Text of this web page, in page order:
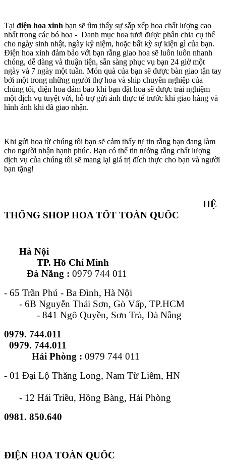
Tại điện hoa xinh bạn sẽ tìm thấy sự sắp xếp hoa chất lượng cao
nhất trong các bó hoa - Danh mục hoa tươi được phân chia cụ thể
cho ngày sinh nhật, ngày kỷ niệm, hoặc bất kỳ sự kiện gì của bạn.
Điện hoa xinh đảm bảo với bạn rằng giao hoa sẽ luôn luôn nhanh
chóng, dễ dàng và thuận tiện, sẵn sàng phục vụ bạn 24 giờ một
ngày và 7 ngày một tuần. Món quà của bạn sẽ được bàn giao tận tay
bởi một trong những người thợ hoa và ship chuyên nghiệp của
chúng tôi, điện hoa đảm bảo khi bạn đặt hoa sẽ được trải nghiệm
một dịch vụ tuyệt vời, hỗ trợ gửi ảnh thực tế trước khi giao hàng và
hình ảnh khi đã giao nhận.
Khi gửi hoa từ chúng tôi bạn sẽ cảm thấy tự tin rằng bạn đang làm
cho người nhận hạnh phúc. Bạn có thể tin tưởng rằng chất lượng
dịch vụ của chúng tôi sẽ mang lại giá trị đích thực cho bạn và người
bạn tặng!
HỆ
THỐNG SHOP HOA TỐT TOÀN QUỐC
Hà Nội
TP. Hồ Chí Minh
Đà Nẵng : 0979 744 011
- 65 Trần Phú - Ba Đình, Hà Nội
- 6B Nguyễn Thái Sơn, Gò Vấp, TP.HCM
- 841 Ngô Quyền, Sơn Trà, Đà Nẵng
0979. 744.011
0979. 744.011
Hải Phòng : 0979 744 011
- 01 Đại Lộ Thăng Long, Nam Từ Liêm, HN
- 12 Hải Triều, Hồng Bàng, Hải Phòng
0981. 850.640
ĐIỆN HOA TOÀN QUỐC